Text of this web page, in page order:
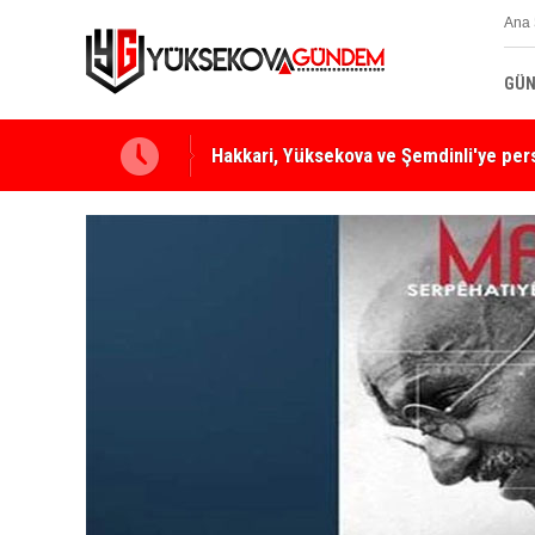
Ana
Yüksekova Ziraat Odası'ndan Yangınlara